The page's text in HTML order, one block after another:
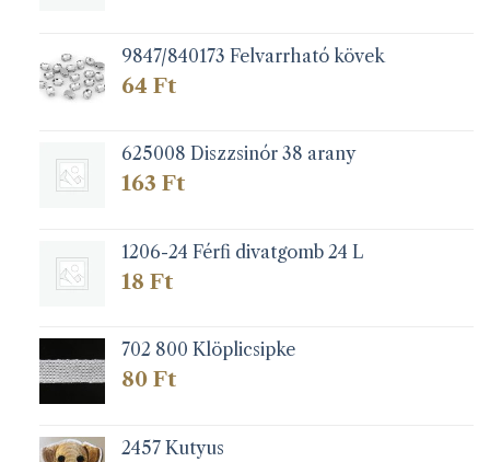
9847/840173 Felvarrható kövek
64 Ft
625008 Diszzsinór 38 arany
163 Ft
1206-24 Férfi divatgomb 24 L
18 Ft
702 800 Klöplicsipke
80 Ft
2457 Kutyus